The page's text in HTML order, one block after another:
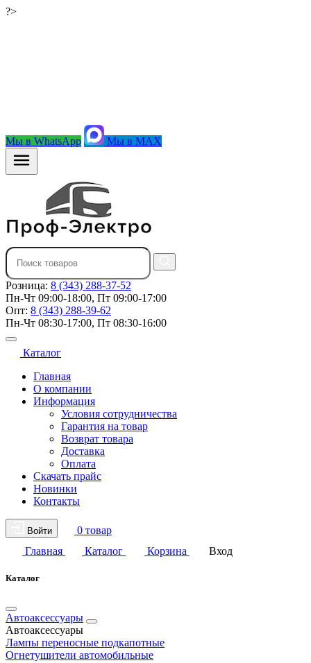
?>
Мы в WhatsApp Мы в MAX
Розница: 8 (343) 288-37-52
Пн-Чт 09:00-18:00, Пт 09:00-17:00
Опт: 8 (343) 288-39-62
Пн-Чт 08:30-17:00, Пт 08:30-16:00
Каталог
Главная
О компании
Информация
Условия сотрудничества
Гарантия на товар
Возврат товара
Доставка
Оплата
Скачать прайс
Новинки
Контакты
Войти
0 товар
Главная
Каталог Корзина Вход
Каталог
Автоаксессуары
Автоаксессуары
Лампы переносные подкапотные
Огнетушители автомобильные